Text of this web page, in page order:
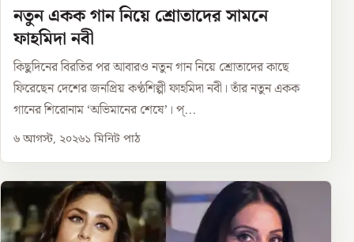
নতুন একক গান নিয়ে শ্রোতাদের সামনে
ফাহমিদা নবী
কিছুদিনের বিরতির পর আবারও নতুন গান নিয়ে শ্রোতাদের কাছে
ফিরেছেন দেশের জনপ্রিয় কণ্ঠশিল্পী ফাহমিদা নবী। তাঁর নতুন একক
গানের শিরোনাম ‘অভিমানের শেষে’। প্...
৬ আগস্ট, ২০২৬১ মিনিট পাঠ